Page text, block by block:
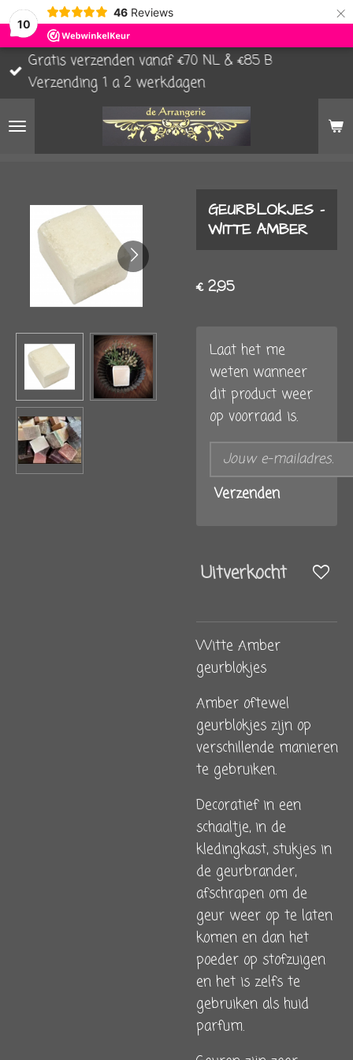
10
46 Reviews ×
Gratis verzenden vanaf €70 NL & €85 B
Verzending 1 a 2 werkdagen
GEURBLOKJES -
WITTE AMBER
€ 2,95
Laat het me
weten wanneer
dit product weer
op voorraad is.
Verzenden
Uitverkocht
Witte Amber
geurblokjes
Amber oftewel
geurblokjes zijn op
verschillende manieren
te gebruiken.
Decoratief in een
schaaltje, in de
kledingkast, stukjes in
de geurbrander,
afschrapen om de
geur weer op te laten
komen en dan het
poeder op stofzuigen
en het is zelfs te
gebruiken als huid
parfum.